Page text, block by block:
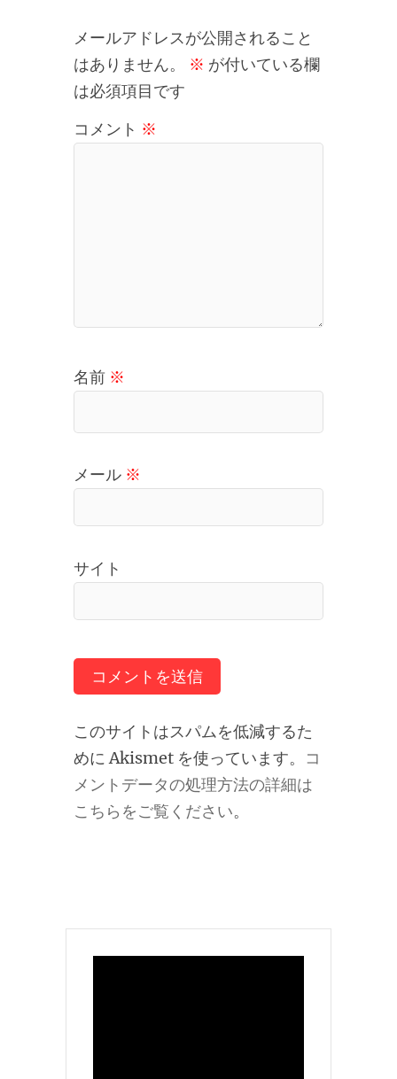
メールアドレスが公開されること
はありません。
※ が付いている欄
は必須項目です
コメント ※
名前 ※
メール ※
サイト
このサイトはスパムを低減するた
めに Akismet を使っています。 コ
メントデータの処理方法の詳細は
こちらをご覧ください。